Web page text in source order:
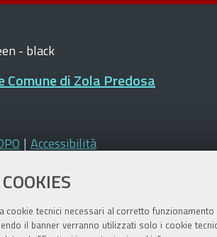
cookie tecnici necessari al corretto
il banner verranno utilizzati solo i cookie
di Zola Predosa
| Accessibilità